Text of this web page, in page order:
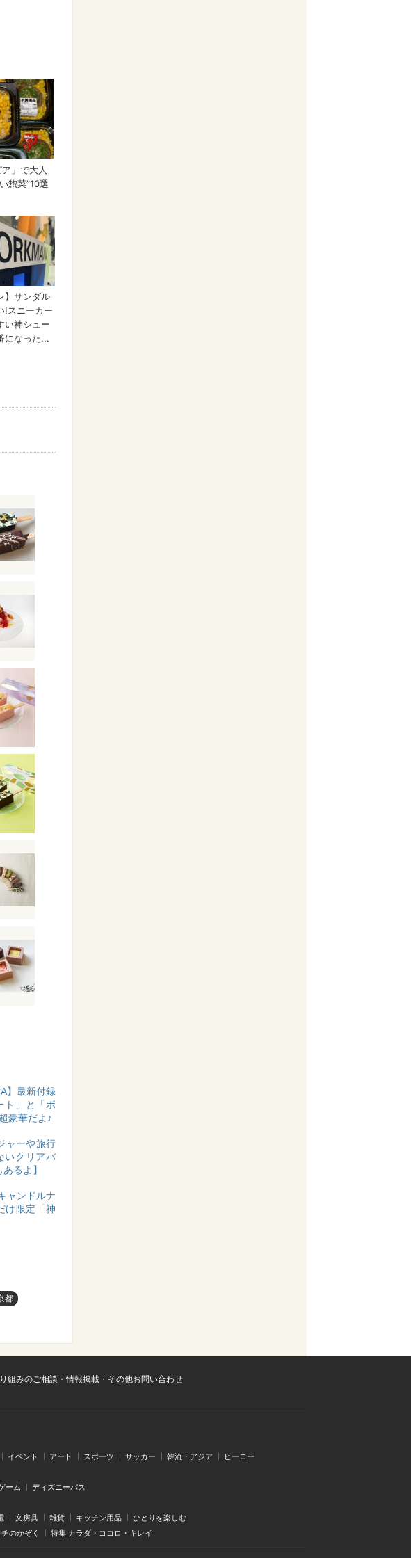
】最新付録
ト」と「ボ
豪華だよ♪
ャーや旅行
いクリアバ
るよ】
ャンドルナ
け限定「神
都
組みのご相談・情報掲載・その他お問い合わせ
イベント アート スポーツ サッカー 韓流・アジア ヒーロー
ーム ディズニーパス
文房具 雑貨 キッチン用品 ひとりを楽しむ
のかぞく 特集 カラダ・ココロ・キレイ